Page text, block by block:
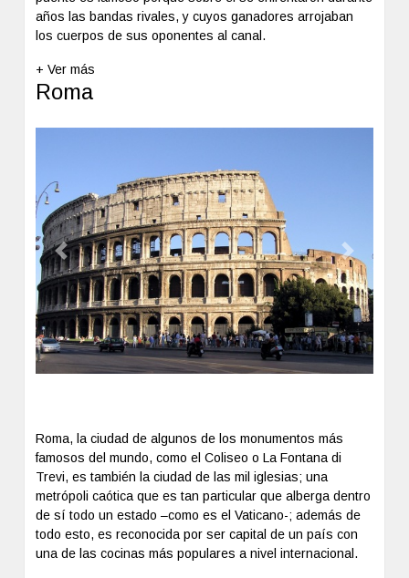
años las bandas rivales, y cuyos ganadores arrojaban
los cuerpos de sus oponentes al canal.
+ Ver más
Roma
Previous Next
Roma, la ciudad de algunos de los monumentos más
famosos del mundo, como el Coliseo o La Fontana di
Trevi, es también la ciudad de las mil iglesias; una
metrópoli caótica que es tan particular que alberga dentro
de sí todo un estado –como es el Vaticano-; además de
todo esto, es reconocida por ser capital de un país con
una de las cocinas más populares a nivel internacional.